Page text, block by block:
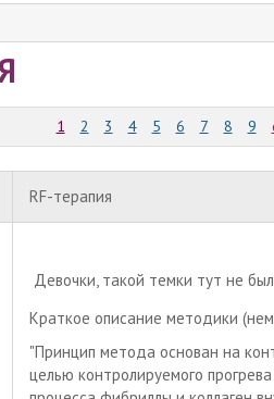
1 2 3 4 5 6 7 8 9
RF-терапия
Девочки, такой темки тут не
Краткое описание методики
"Принцип метода основан на
целью контролируемого